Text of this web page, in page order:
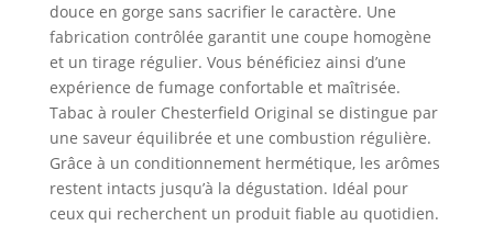
douce en gorge sans sacrifier le caractère. Une
fabrication contrôlée garantit une coupe homogène
et un tirage régulier. Vous bénéficiez ainsi d’une
expérience de fumage confortable et maîtrisée.
Tabac à rouler Chesterfield Original se distingue par
une saveur équilibrée et une combustion régulière.
Grâce à un conditionnement hermétique, les arômes
restent intacts jusqu’à la dégustation. Idéal pour
ceux qui recherchent un produit fiable au quotidien.